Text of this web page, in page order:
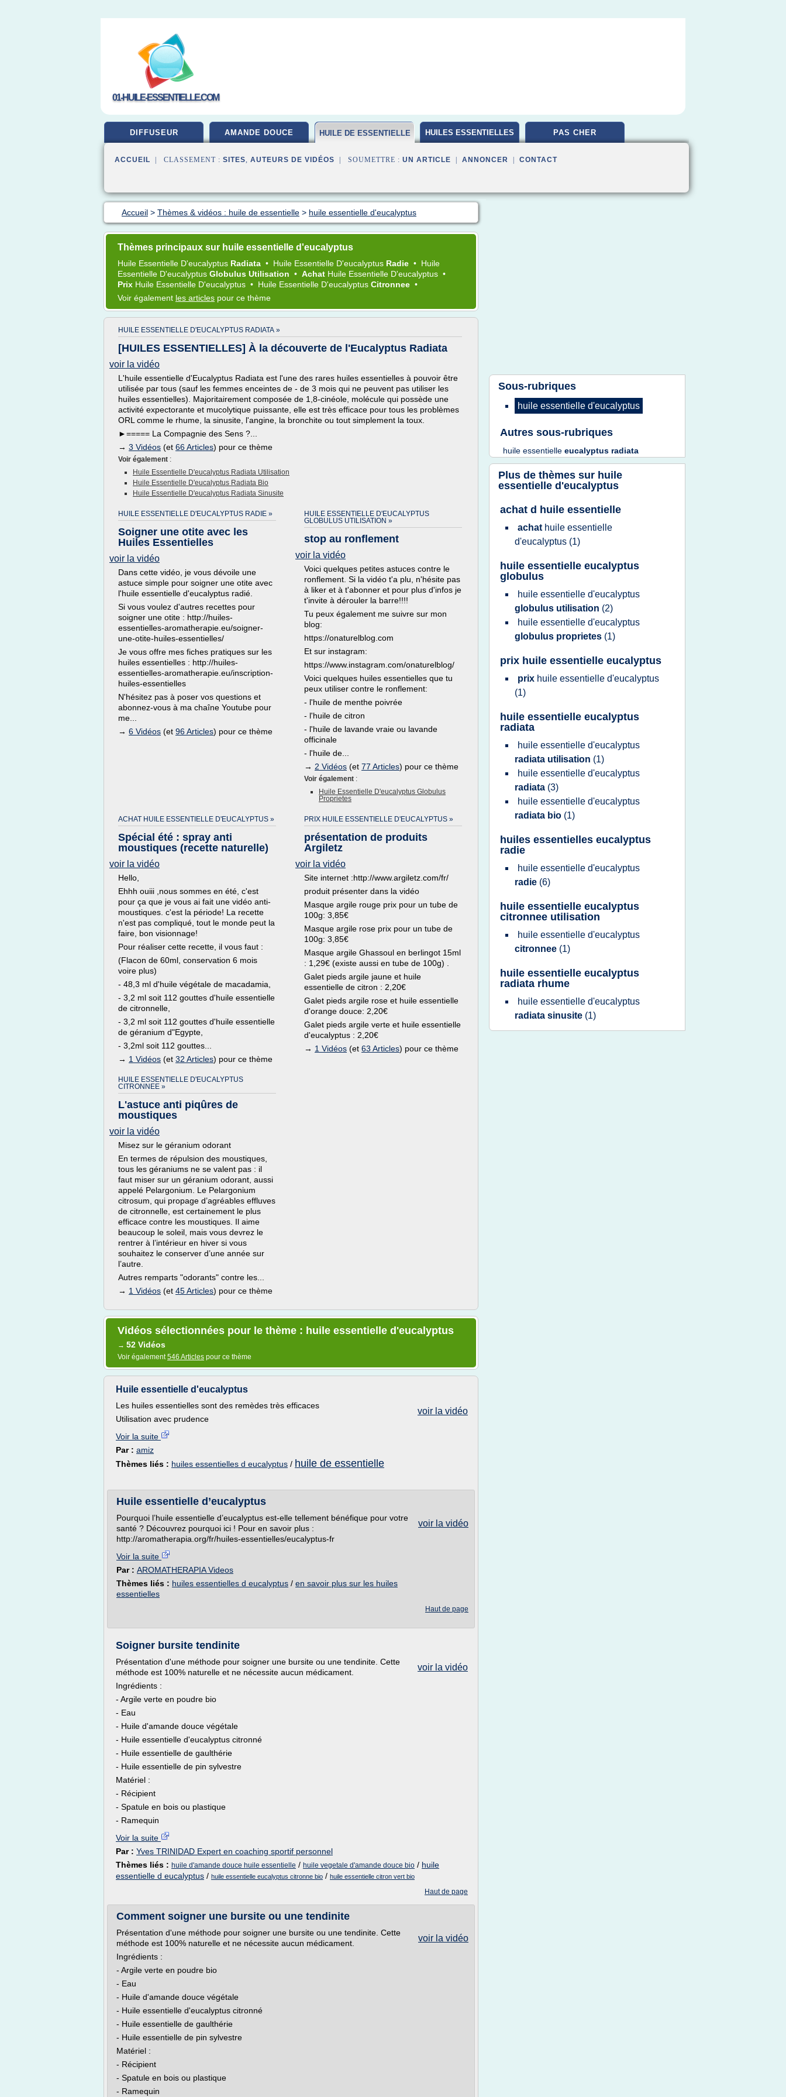
01-HUILE-ESSENTIELLE.COM
DIFFUSEUR AMANDE DOUCE HUILE DE ESSENTIELLE HUILES ESSENTIELLES PAS CHER
ACCUEIL | CLASSEMENT : SITES, AUTEURS DE VIDÉOS | SOUMETTRE : UN ARTICLE ANNONCER CONTACT
Accueil > Thèmes & vidéos : huile de essentielle > huile essentielle d'eucalyptus
Thèmes principaux sur huile essentielle d'eucalyptus
Huile Essentielle D'eucalyptus Radiata • Huile Essentielle D'eucalyptus Radie • Huile
Essentielle D'eucalyptus Globulus Utilisation • Achat Huile Essentielle D'eucalyptus •
Prix Huile Essentielle D'eucalyptus • Huile Essentielle D'eucalyptus Citronnee •
Voir également les articles pour ce thème
HUILE ESSENTIELLE D'EUCALYPTUS RADIATA »
[HUILES ESSENTIELLES] À la découverte de l'Eucalyptus Radiata
voir la vidéo
L'huile essentielle d'Eucalyptus Radiata est l'une des rares huiles essentielles à pouvoir être
utilisée par tous (sauf les femmes enceintes de - de 3 mois qui ne peuvent pas utiliser les
huiles essentielles). Majoritairement composée de 1,8-cinéole, molécule qui possède une
activité expectorante et mucolytique puissante, elle est très efficace pour tous les problèmes
ORL comme le rhume, la sinusite, l'angine, la bronchite ou tout simplement la toux.
►===== La Compagnie des Sens ?...
→ 3 Vidéos (et 66 Articles) pour ce thème
Voir également :
Huile Essentielle D'eucalyptus Radiata Utilisation
Huile Essentielle D'eucalyptus Radiata Bio
Huile Essentielle D'eucalyptus Radiata Sinusite
HUILE ESSENTIELLE D'EUCALYPTUS RADIE »
Soigner une otite avec les
Huiles Essentielles
voir la vidéo
Dans cette vidéo, je vous dévoile une
astuce simple pour soigner une otite avec
l'huile essentielle d'eucalyptus radié.
Si vous voulez d'autres recettes pour
soigner une otite : http://huiles-
essentielles-aromatherapie.eu/soigner-
une-otite-huiles-essentielles/
Je vous offre mes fiches pratiques sur les
huiles essentielles : http://huiles-
essentielles-aromatherapie.eu/inscription-
huiles-essentielles
N'hésitez pas à poser vos questions et
abonnez-vous à ma chaîne Youtube pour
me...
→ 6 Vidéos (et 96 Articles) pour ce thème
HUILE ESSENTIELLE D'EUCALYPTUS
GLOBULUS UTILISATION »
stop au ronflement
voir la vidéo
Voici quelques petites astuces contre le
ronflement. Si la vidéo t'a plu, n'hésite pas
à liker et à t'abonner et pour plus d'infos je
t'invite à dérouler la barre!!!!
Tu peux également me suivre sur mon
blog:
https://onaturelblog.com
Et sur instagram:
https://www.instagram.com/onaturelblog/
Voici quelques huiles essentielles que tu
peux utiliser contre le ronflement:
- l'huile de menthe poivrée
- l'huile de citron
- l'huile de lavande vraie ou lavande
officinale
- l'huile de...
→ 2 Vidéos (et 77 Articles) pour ce thème
Voir également :
Huile Essentielle D'eucalyptus Globulus
Proprietes
ACHAT HUILE ESSENTIELLE D'EUCALYPTUS »
Spécial été : spray anti
moustiques (recette naturelle)
voir la vidéo
Hello,
Ehhh ouiii ,nous sommes en été, c'est
pour ça que je vous ai fait une vidéo anti-
moustiques. c'est la période! La recette
n'est pas compliqué, tout le monde peut la
faire, bon visionnage!
Pour réaliser cette recette, il vous faut :
(Flacon de 60ml, conservation 6 mois
voire plus)
- 48,3 ml d'huile végétale de macadamia,
- 3,2 ml soit 112 gouttes d'huile essentielle
de citronnelle,
- 3,2 ml soit 112 gouttes d'huile essentielle
de géranium d"Egypte,
- 3,2ml soit 112 gouttes...
→ 1 Vidéos (et 32 Articles) pour ce thème
PRIX HUILE ESSENTIELLE D'EUCALYPTUS »
présentation de produits
Argiletz
voir la vidéo
Site internet :http://www.argiletz.com/fr/
produit présenter dans la vidéo
Masque argile rouge prix pour un tube de
100g: 3,85€
Masque argile rose prix pour un tube de
100g: 3,85€
Masque argile Ghassoul en berlingot 15ml
: 1,29€ (existe aussi en tube de 100g) .
Galet pieds argile jaune et huile
essentielle de citron : 2,20€
Galet pieds argile rose et huile essentielle
d'orange douce: 2,20€
Galet pieds argile verte et huile essentielle
d'eucalyptus : 2,20€
→ 1 Vidéos (et 63 Articles) pour ce thème
HUILE ESSENTIELLE D'EUCALYPTUS
CITRONNEE »
L'astuce anti piqûres de
moustiques
voir la vidéo
Misez sur le géranium odorant
En termes de répulsion des moustiques,
tous les géraniums ne se valent pas : il
faut miser sur un géranium odorant, aussi
appelé Pelargonium. Le Pelargonium
citrosum, qui propage d’agréables effluves
de citronnelle, est certainement le plus
efficace contre les moustiques. Il aime
beaucoup le soleil, mais vous devrez le
rentrer à l’intérieur en hiver si vous
souhaitez le conserver d’une année sur
l’autre.
Autres remparts "odorants" contre les...
→ 1 Vidéos (et 45 Articles) pour ce thème
Vidéos sélectionnées pour le thème : huile essentielle d'eucalyptus
→ 52 Vidéos
Voir également546 Articles pour ce thème
Huile essentielle d'eucalyptus
voir la vidéo
Les huiles essentielles sont des remèdes très efficaces
Utilisation avec prudence
Voir la suite
Par : amiz
Thèmes liés : huiles essentielles d eucalyptus / huile de essentielle
Huile essentielle d’eucalyptus
voir la vidéo
Pourquoi l’huile essentielle d’eucalyptus est-elle tellement bénéfique pour votre
santé ? Découvrez pourquoi ici ! Pour en savoir plus :
http://aromatherapia.org/fr/huiles-essentielles/eucalyptus-fr
Voir la suite
Par : AROMATHERAPIA Videos
Thèmes liés : huiles essentielles d eucalyptus / en savoir plus sur les huiles
essentielles
Haut de page
Soigner bursite tendinite
voir la vidéo
Présentation d'une méthode pour soigner une bursite ou une tendinite. Cette
méthode est 100% naturelle et ne nécessite aucun médicament.
Ingrédients :
- Argile verte en poudre bio
- Eau
- Huile d'amande douce végétale
- Huile essentielle d'eucalyptus citronné
- Huile essentielle de gaulthérie
- Huile essentielle de pin sylvestre
Matériel :
- Récipient
- Spatule en bois ou plastique
- Ramequin
Voir la suite
Par : Yves TRINIDAD Expert en coaching sportif personnel
Thèmes liés : huile d'amande douce huile essentielle / huile vegetale d'amande douce bio / huile
essentielle d eucalyptus / huile essentielle eucalyptus citronne bio / huile essentielle citron vert bio
Haut de page
Comment soigner une bursite ou une tendinite
voir la vidéo
Présentation d'une méthode pour soigner une bursite ou une tendinite. Cette
méthode est 100% naturelle et ne nécessite aucun médicament.
Ingrédients :
- Argile verte en poudre bio
- Eau
- Huile d'amande douce végétale
- Huile essentielle d'eucalyptus citronné
- Huile essentielle de gaulthérie
- Huile essentielle de pin sylvestre
Matériel :
- Récipient
- Spatule en bois ou plastique
- Ramequin
Sous-rubriques
huile essentielle d'eucalyptus
Autres sous-rubriques
huile essentielle eucalyptus radiata
Plus de thèmes sur huile
essentielle d'eucalyptus
achat d huile essentielle
achat huile essentielle
d'eucalyptus (1)
huile essentielle eucalyptus
globulus
huile essentielle d'eucalyptus
globulus utilisation (2)
huile essentielle d'eucalyptus
globulus proprietes (1)
prix huile essentielle eucalyptus
prix huile essentielle d'eucalyptus
(1)
huile essentielle eucalyptus
radiata
huile essentielle d'eucalyptus
radiata utilisation (1)
huile essentielle d'eucalyptus
radiata (3)
huile essentielle d'eucalyptus
radiata bio (1)
huiles essentielles eucalyptus
radie
huile essentielle d'eucalyptus
radie (6)
huile essentielle eucalyptus
citronnee utilisation
huile essentielle d'eucalyptus
citronnee (1)
huile essentielle eucalyptus
radiata rhume
huile essentielle d'eucalyptus
radiata sinusite (1)